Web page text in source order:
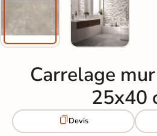
Carrelage
25x40
Devis